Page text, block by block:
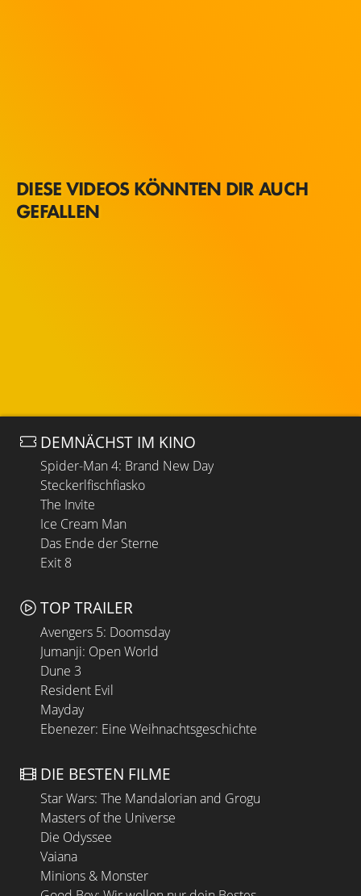
DIESE VIDEOS KÖNNTEN DIR AUCH
GEFALLEN
DEMNÄCHST IM KINO
Spider-Man 4: Brand New Day
Steckerlfischfiasko
The Invite
Ice Cream Man
Das Ende der Sterne
Exit 8
TOP TRAILER
Avengers 5: Doomsday
Jumanji: Open World
Dune 3
Resident Evil
Mayday
Ebenezer: Eine Weihnachtsgeschichte
DIE BESTEN FILME
Star Wars: The Mandalorian and Grogu
Masters of the Universe
Die Odyssee
Vaiana
Minions & Monster